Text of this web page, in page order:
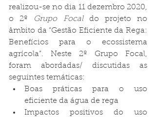
realizou-se no dia 11 dezembro 2020,
o 2º
Grupo Focal do projeto no
âmbito da “Gestão Eficiente da Rega:
Benefícios para o ecossistema
agrícola”. Neste 2º Grupo Focal,
foram abordadas/ discutidas as
seguintes temáticas:
Boas práticas para o uso
eficiente da água de rega
Impactos positivos do uso